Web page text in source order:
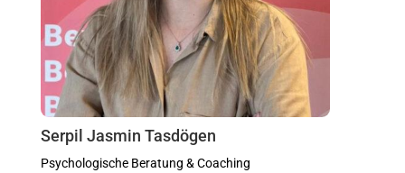
Serpil Jasmin Tasdögen
Psychologische Beratung & Coaching